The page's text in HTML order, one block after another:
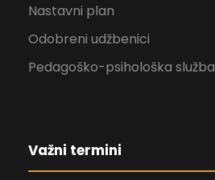
Nastavni plan
Odobreni udžbenici
Pedagoško-psihološka služba
Važni termini